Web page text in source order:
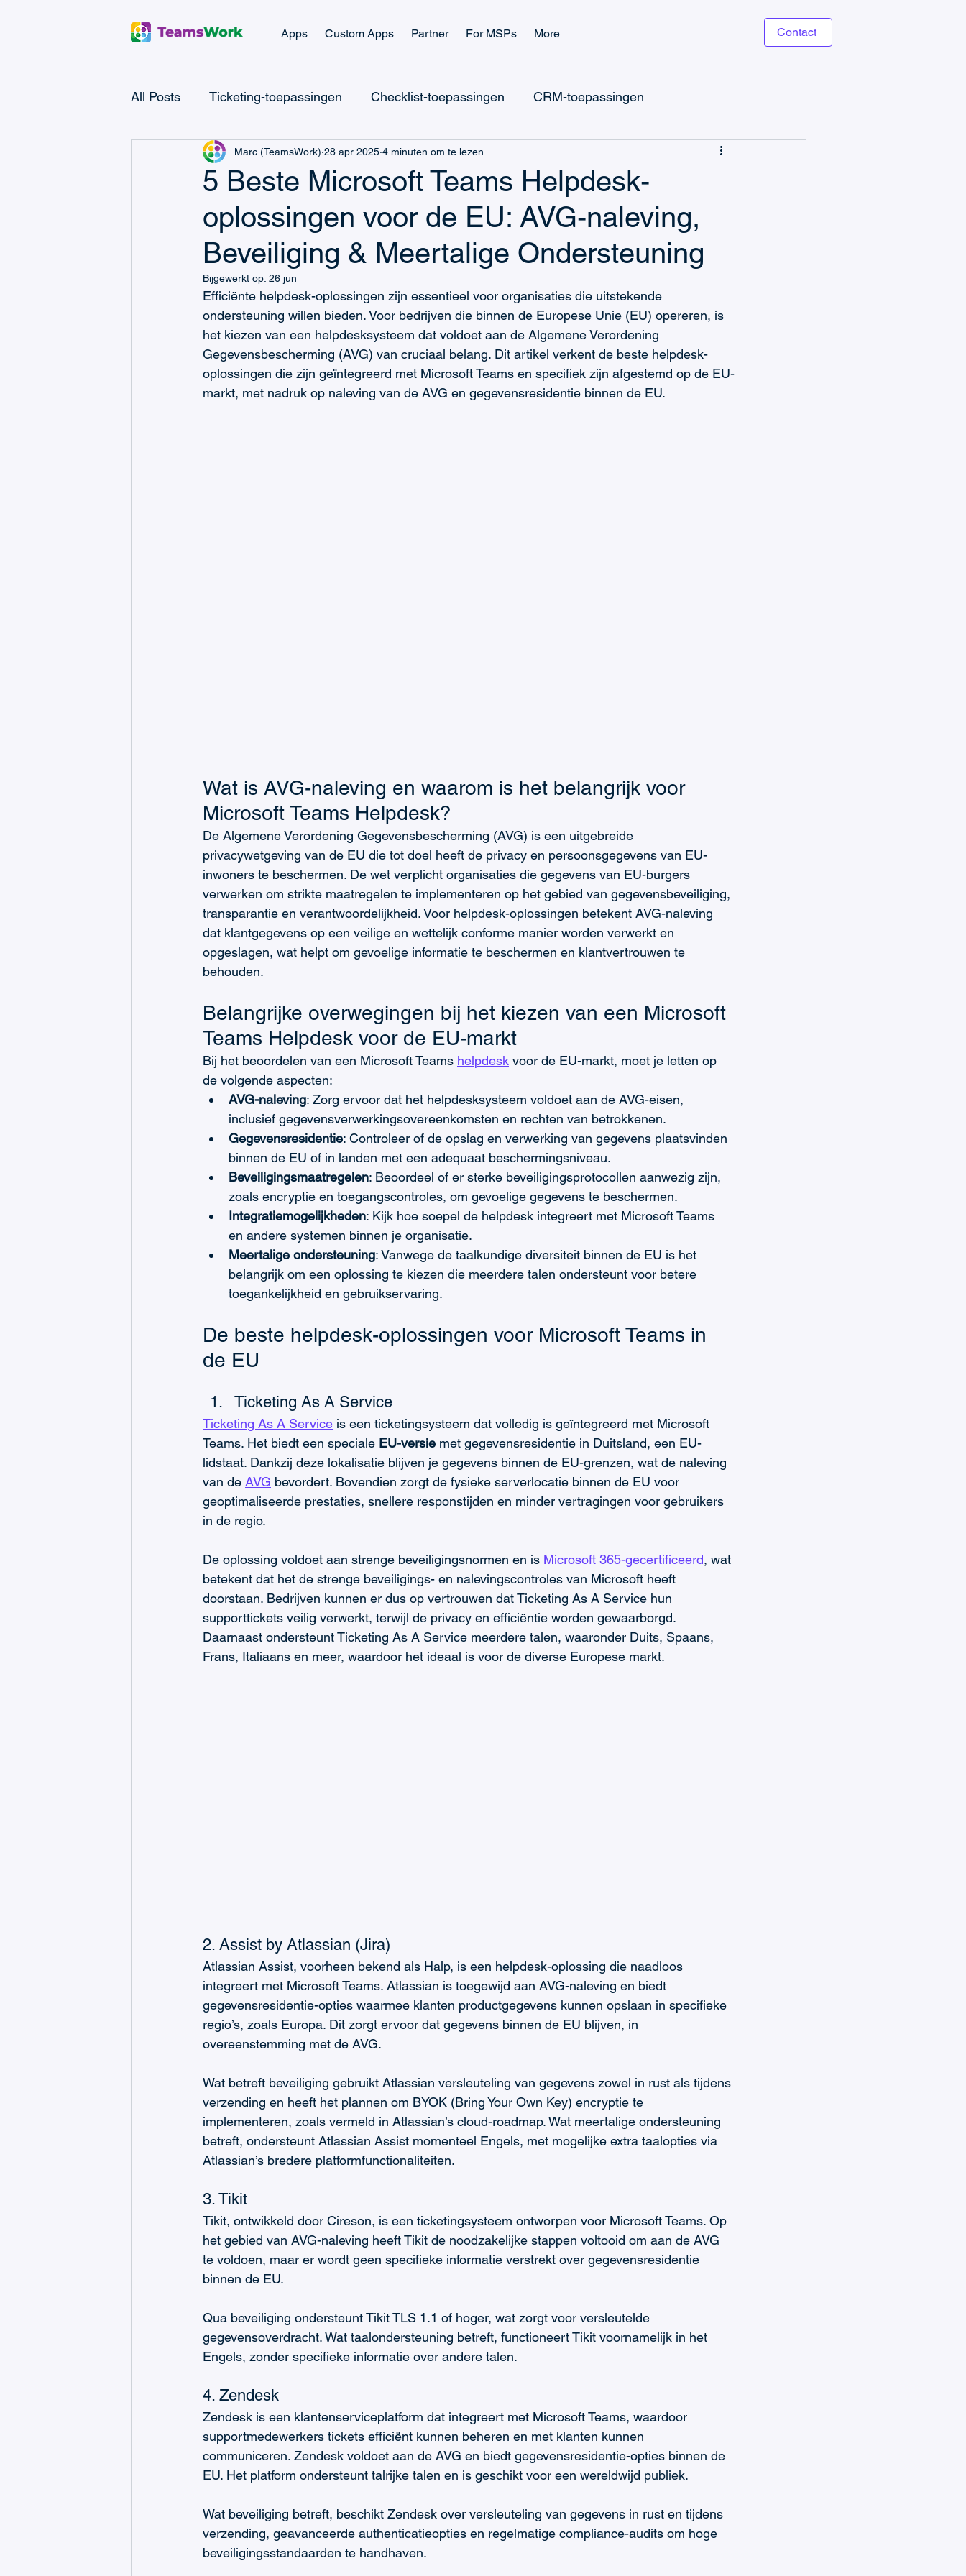
Apps Custom Apps Partner For MSPs More Contact
All Posts Ticketing-toepassingen Checklist-toepassingen CRM-toepassingen
Microsoft Teams CRM Microsoft Teams Ticketing
Microsoft Power Automate Microsoft Power Apps Microsoft Power Platform
Microsoft Teams Billing CRM & Verkoop IT-ondersteuning
5 Beste Microsoft Teams Helpdesk-
oplossingen voor de EU: AVG-naleving,
Beveiliging & Meertalige Ondersteuning
Marc (TeamsWork) 28 apr 2025 4 minuten om te lezen
Bijgewerkt op: 26 jun
Efficiënte helpdesk-oplossingen zijn essentieel voor organisaties die uitstekende
ondersteuning willen bieden. Voor bedrijven die binnen de Europese Unie (EU) opereren, is
het kiezen van een helpdesksysteem dat voldoet aan de Algemene Verordening
Gegevensbescherming (AVG) van cruciaal belang. Dit artikel verkent de beste helpdesk-
oplossingen die zijn geïntegreerd met Microsoft Teams en specifiek zijn afgestemd op de EU-
markt, met nadruk op naleving van de AVG en gegevensresidentie binnen de EU.
Wat is AVG-naleving en waarom is het belangrijk voor
Microsoft Teams Helpdesk?
De Algemene Verordening Gegevensbescherming (AVG) is een uitgebreide
privacywetgeving van de EU die tot doel heeft de privacy en persoonsgegevens van EU-
inwoners te beschermen. De wet verplicht organisaties die gegevens van EU-burgers
verwerken om strikte maatregelen te implementeren op het gebied van gegevensbeveiliging,
transparantie en verantwoordelijkheid. Voor helpdesk-oplossingen betekent AVG-naleving
dat klantgegevens op een veilige en wettelijk conforme manier worden verwerkt en
opgeslagen, wat helpt om gevoelige informatie te beschermen en klantvertrouwen te
behouden.
Belangrijke overwegingen bij het kiezen van een Microsoft
Teams Helpdesk voor de EU-markt
Bij het beoordelen van een Microsoft Teams helpdesk voor de EU-markt, moet je letten op
de volgende aspecten:
AVG-naleving: Zorg ervoor dat het helpdesksysteem voldoet aan de AVG-eisen,
inclusief gegevensverwerkingsovereenkomsten en rechten van betrokkenen.
Gegevensresidentie: Controleer of de opslag en verwerking van gegevens plaatsvinden
binnen de EU of in landen met een adequaat beschermingsniveau.
Beveiligingsmaatregelen: Beoordeel of er sterke beveiligingsprotocollen aanwezig zijn,
zoals encryptie en toegangscontroles, om gevoelige gegevens te beschermen.
Integratiemogelijkheden: Kijk hoe soepel de helpdesk integreert met Microsoft Teams
en andere systemen binnen je organisatie.
Meertalige ondersteuning: Vanwege de taalkundige diversiteit binnen de EU is het
belangrijk om een oplossing te kiezen die meerdere talen ondersteunt voor betere
toegankelijkheid en gebruikservaring.
De beste helpdesk-oplossingen voor Microsoft Teams in
de EU
Ticketing As A Service
Ticketing As A Service is een ticketingsysteem dat volledig is geïntegreerd met Microsoft
Teams. Het biedt een speciale EU-versie met gegevensresidentie in Duitsland, een EU-
lidstaat. Dankzij deze lokalisatie blijven je gegevens binnen de EU-grenzen, wat de naleving
van de AVG bevordert. Bovendien zorgt de fysieke serverlocatie binnen de EU voor
geoptimaliseerde prestaties, snellere responstijden en minder vertragingen voor gebruikers
in de regio.
De oplossing voldoet aan strenge beveiligingsnormen en is Microsoft 365-gecertificeerd, wat
betekent dat het de strenge beveiligings- en nalevingscontroles van Microsoft heeft
doorstaan. Bedrijven kunnen er dus op vertrouwen dat Ticketing As A Service hun
supporttickets veilig verwerkt, terwijl de privacy en efficiëntie worden gewaarborgd.
Daarnaast ondersteunt Ticketing As A Service meerdere talen, waaronder Duits, Spaans,
Frans, Italiaans en meer, waardoor het ideaal is voor de diverse Europese markt.
2. Assist by Atlassian (Jira)
Atlassian Assist, voorheen bekend als Halp, is een helpdesk-oplossing die naadloos
integreert met Microsoft Teams. Atlassian is toegewijd aan AVG-naleving en biedt
gegevensresidentie-opties waarmee klanten productgegevens kunnen opslaan in specifieke
regio’s, zoals Europa. Dit zorgt ervoor dat gegevens binnen de EU blijven, in
overeenstemming met de AVG.
Wat betreft beveiliging gebruikt Atlassian versleuteling van gegevens zowel in rust als tijdens
verzending en heeft het plannen om BYOK (Bring Your Own Key) encryptie te
implementeren, zoals vermeld in Atlassian’s cloud-roadmap. Wat meertalige ondersteuning
betreft, ondersteunt Atlassian Assist momenteel Engels, met mogelijke extra taalopties via
Atlassian’s bredere platformfunctionaliteiten.
3. Tikit
Tikit, ontwikkeld door Cireson, is een ticketingsysteem ontworpen voor Microsoft Teams. Op
het gebied van AVG-naleving heeft Tikit de noodzakelijke stappen voltooid om aan de AVG
te voldoen, maar er wordt geen specifieke informatie verstrekt over gegevensresidentie
binnen de EU.
Qua beveiliging ondersteunt Tikit TLS 1.1 of hoger, wat zorgt voor versleutelde
gegevensoverdracht. Wat taalondersteuning betreft, functioneert Tikit voornamelijk in het
Engels, zonder specifieke informatie over andere talen.
4. Zendesk
Zendesk is een klantenserviceplatform dat integreert met Microsoft Teams, waardoor
supportmedewerkers tickets efficiënt kunnen beheren en met klanten kunnen
communiceren. Zendesk voldoet aan de AVG en biedt gegevensresidentie-opties binnen de
EU. Het platform ondersteunt talrijke talen en is geschikt voor een wereldwijd publiek.
Wat beveiliging betreft, beschikt Zendesk over versleuteling van gegevens in rust en tijdens
verzending, geavanceerde authenticatieopties en regelmatige compliance-audits om hoge
beveiligingsstandaarden te handhaven.